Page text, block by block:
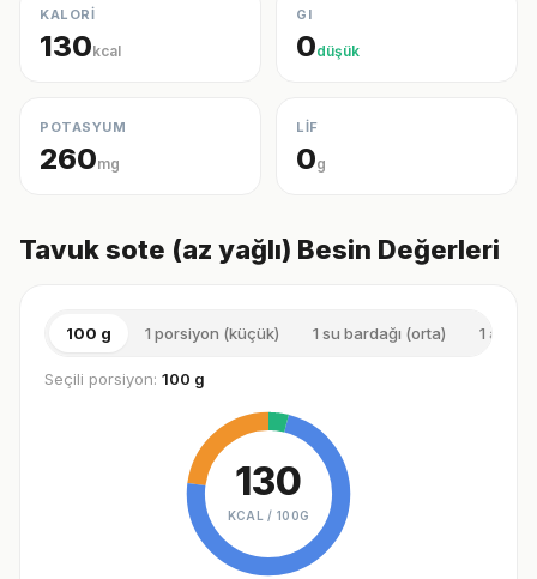
KALORİ
130kcal
GI
0düşük
POTASYUM
260mg
LİF
0g
Tavuk sote (az yağlı) Besin Değerleri
100 g 1 porsiyon (küçük) 1 su bardağı (orta) 1 adet
Seçili porsiyon: 100 g
130
KCAL / 100G